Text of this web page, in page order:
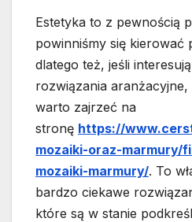
Estetyka to z pewnością
powinniśmy się kierować
dlatego też, jeśli
rozwiązania
warto zajrzeć na
stronę https://
mozaiki-oraz-marmury/
mozaiki-marmury/. To
bardzo ciekawe
które są w stanie